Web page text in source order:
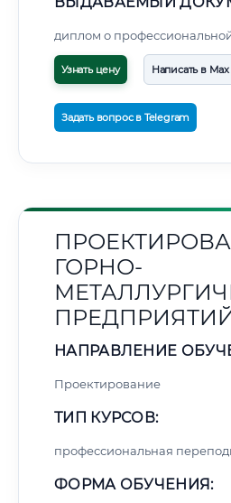
диплом о
Узнать цену Написать в Max
Задать вопрос в Telegram
ГОРНО-
НАПРАВЛЕНИЕ
Проектирование
ТИП КУРСОВ:
профессиональная
ФОРМА ОБУЧЕНИЯ: